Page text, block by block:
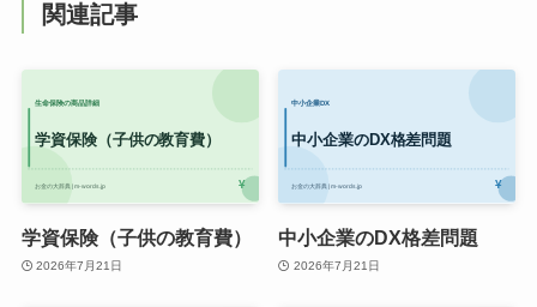
関連記事
学資保険（子供の教育費）
2026年7月21日
中小企業のDX格差問題
2026年7月21日